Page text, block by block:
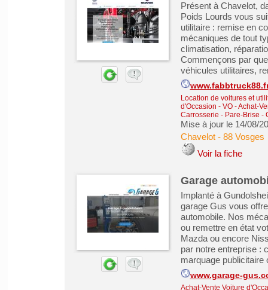
Présent à Chavelot,
Poids Lourds vous
utilitaire : remise en
mécaniques de tout
climatisation,
Commençons par
véhicules utilitaires,
Location de voitures et
d'Occasion - VO-Achat-
Carrosserie - Pare-Brise -
Mise à jour le 14/08/
Chavelot- 88 Vosges
Voir la fiche
Garage
Implanté à
garage Gus vous
automobile. Nos
ou remettre en état
Mazda ou encore
par notre entreprise :
marquage publicitaire
www.garage-
Achat-Vente Voiture